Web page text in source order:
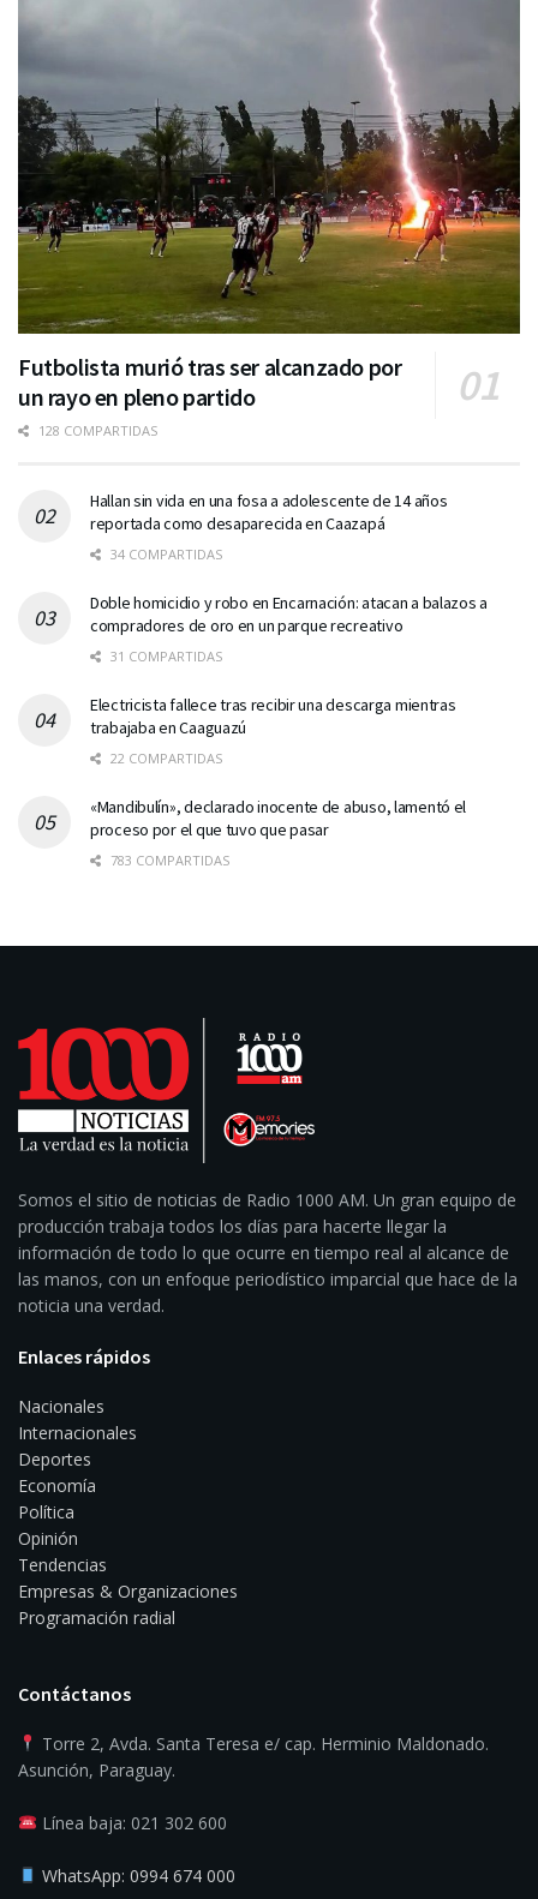
Futbolista murió tras ser alcanzado por
un rayo en pleno partido
128 COMPARTIDAS
Hallan sin vida en una fosa a adolescente de 14 años
reportada como desaparecida en Caazapá
34 COMPARTIDAS
Doble homicidio y robo en Encarnación: atacan a balazos a
compradores de oro en un parque recreativo
31 COMPARTIDAS
Electricista fallece tras recibir una descarga mientras
trabajaba en Caaguazú
22 COMPARTIDAS
«Mandibulín», declarado inocente de abuso, lamentó el
proceso por el que tuvo que pasar
783 COMPARTIDAS
Somos el sitio de noticias de Radio 1000 AM. Un gran equipo de
producción trabaja todos los días para hacerte llegar la
información de todo lo que ocurre en tiempo real al alcance de
las manos, con un enfoque periodístico imparcial que hace de la
noticia una verdad.
Enlaces rápidos
Nacionales
Internacionales
Deportes
Economía
Política
Opinión
Tendencias
Empresas & Organizaciones
Programación radial
Contáctanos
Torre 2, Avda. Santa Teresa e/ cap. Herminio Maldonado.
Asunción, Paraguay.
Línea baja: 021 302 600
WhatsApp: 0994 674 000